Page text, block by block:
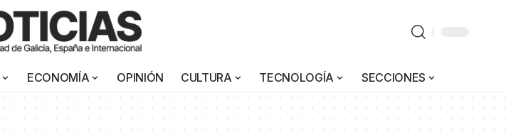
ECONOMÍA OPINIÓN CULTURA TECNOLOGÍA SECCIONES